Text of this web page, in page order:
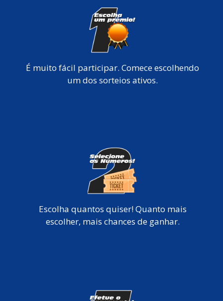
É muito fácil participar. Comece escolhendo
um dos sorteios ativos.
Escolha quantos quiser! Quanto mais
escolher, mais chances de ganhar.